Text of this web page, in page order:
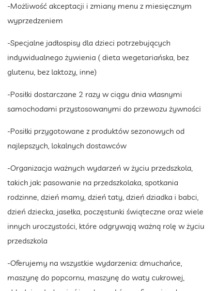
-Możliwość akceptacji i zmiany menu z miesięcznym
wyprzedzeniem
-Specjalne jadłospisy dla dzieci potrzebujących
indywidualnego żywienia ( dieta wegetariańska, bez
glutenu, bez laktozy, inne)
-Posiłki dostarczane 2 razy w ciągu dnia własnymi
samochodami przystosowanymi do przewozu żywności
-Posiłki przygotowane z produktów sezonowych od
najlepszych, lokalnych dostawców
-Organizacja ważnych wydarzeń w życiu przedszkola,
takich jak: pasowanie na przedszkolaka, spotkania
rodzinne, dzień mamy, dzień taty, dzień dziadka i babci,
dzień dziecka, jasełka, poczęstunki świąteczne oraz wiele
innych uroczystości, które odgrywają ważną rolę w życiu
przedszkola
-Oferujemy na wszystkie wydarzenia: dmuchańce,
maszynę do popcornu, maszynę do waty cukrowej,